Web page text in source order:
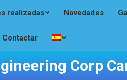
realizadas Novedades
Contactar
Corp